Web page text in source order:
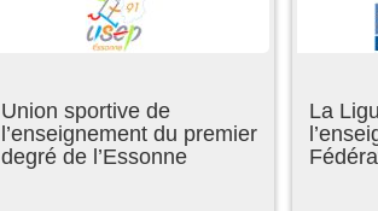
Union sportive de
l’enseignement du premier
degré de l’Essonne
La